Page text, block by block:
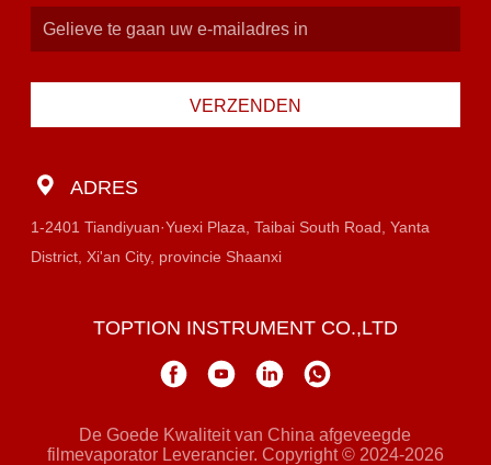
VERZENDEN
ADRES
1-2401 Tiandiyuan·Yuexi Plaza, Taibai South Road, Yanta
District, Xi'an City, provincie Shaanxi
TOPTION INSTRUMENT CO.,LTD
De Goede Kwaliteit van China afgeveegde
filmevaporator Leverancier. Copyright © 2024-2026